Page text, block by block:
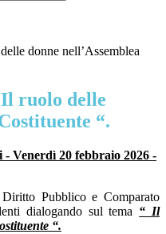
donne nell’Assemblea
ruolo delle
“.
Venerdì 20 febbraio 2026 -
Pubblico e Comparato
dialogando sul tema “ Il
“.